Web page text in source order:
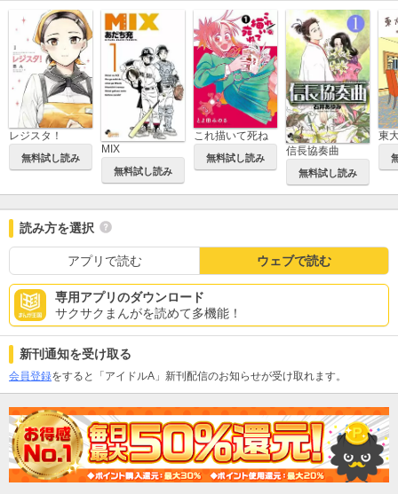
レジスタ！
無料試し読み
MIX
無料試し読み
これ描いて死ね
無料試し読み
信長協奏曲
無料試し読み
東
読み方を選択
アプリで読む ウェブで読む
専用アプリのダウンロード
サクサクまんがを読めて多機能！
新刊通知を受け取る
会員登録をすると「アイドルA」新刊配信のお知らせが受け取れます。